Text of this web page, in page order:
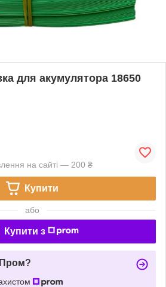
для акумулятора 18650
на сайті — 200 ₴
Купити
або
Купити з
Пром?